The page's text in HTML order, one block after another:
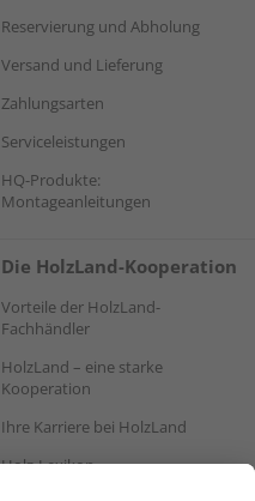
Reservierung und Abholung
Versand und Lieferung
Zahlungsarten
Serviceleistungen
HQ-Produkte:
Montageanleitungen
Die HolzLand-Kooperation
Vorteile der HolzLand-
Fachhändler
HolzLand – eine starke
Kooperation
Ihre Karriere bei HolzLand
Holz-Lexikon